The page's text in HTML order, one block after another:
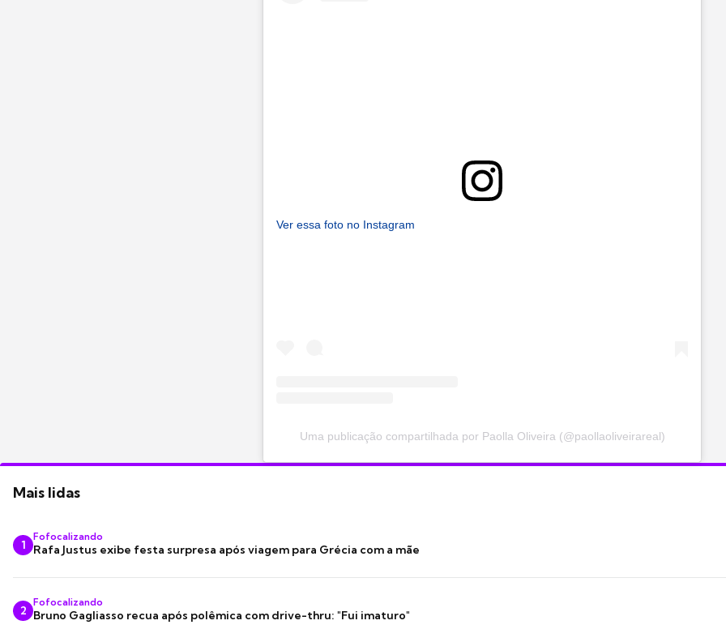
Ver essa foto no Instagram
Uma publicação compartilhada por Paolla Oliveira (@paollaoliveirareal)
Mais lidas
1
Fofocalizando
Rafa Justus exibe festa surpresa após viagem para Grécia com a mãe
2
Fofocalizando
Bruno Gagliasso recua após polêmica com drive-thru: "Fui imaturo"